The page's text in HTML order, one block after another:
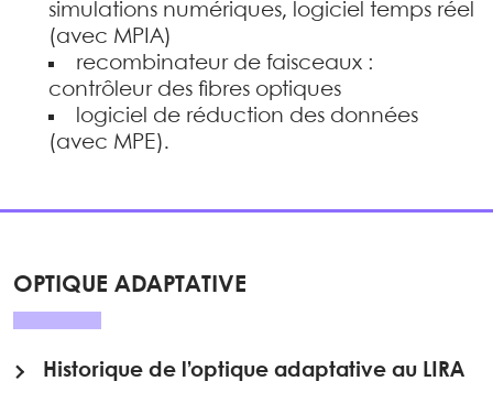
simulations numériques, logiciel temps réel
(avec MPIA)
recombinateur de faisceaux :
contrôleur des fibres optiques
logiciel de réduction des données
(avec MPE).
OPTIQUE ADAPTATIVE
Historique de l’optique adaptative au LIRA